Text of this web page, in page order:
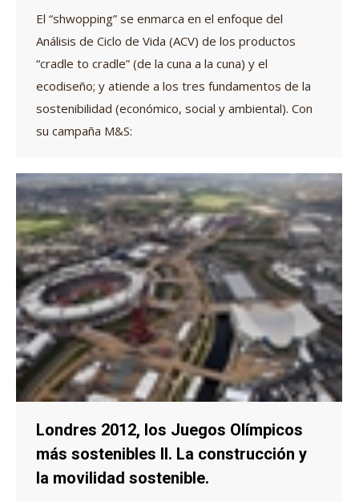
El “shwopping” se enmarca en el enfoque del
Análisis de Ciclo de Vida (ACV) de los productos
“cradle to cradle” (de la cuna a la cuna) y el
ecodiseño; y atiende a los tres fundamentos de la
sostenibilidad (económico, social y ambiental). Con
su campaña M&S:
Londres 2012, los Juegos Olímpicos
más sostenibles II. La construcción y
la movilidad sostenible.